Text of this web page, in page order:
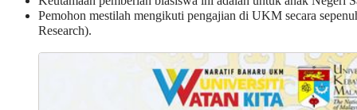
Pemohon mestilah mengikuti pengajian di UKM secara
Research).